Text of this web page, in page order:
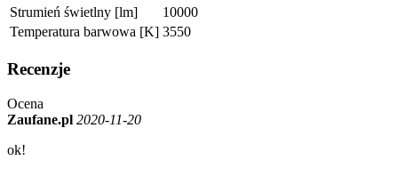
Strumień świetlny [lm]
10000
Temperatura barwowa [K] 3550
Recenzje
Ocena
Zaufane.pl 2020-11-20
ok!